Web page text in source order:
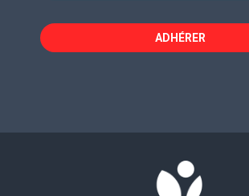
ADHÉRER